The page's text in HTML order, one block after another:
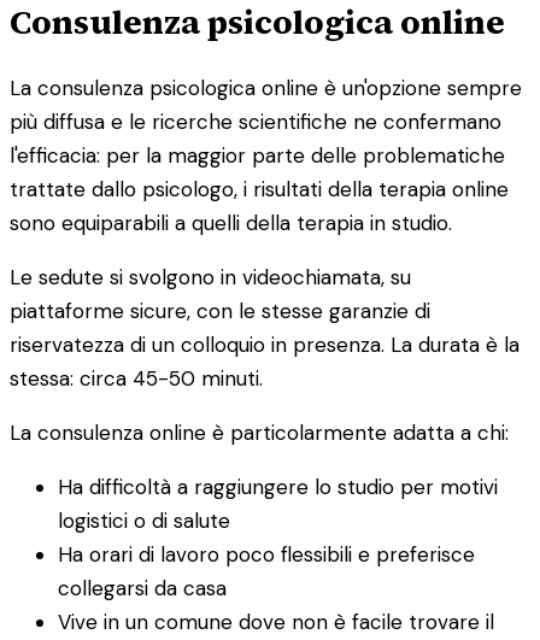
Consulenza psicologica online
La consulenza psicologica online è un'opzione sempre
più diffusa e le ricerche scientifiche ne confermano
l'efficacia: per la maggior parte delle problematiche
trattate dallo psicologo, i risultati della terapia online
sono equiparabili a quelli della terapia in studio.
Le sedute si svolgono in videochiamata, su
piattaforme sicure, con le stesse garanzie di
riservatezza di un colloquio in presenza. La durata è la
stessa: circa 45-50 minuti.
La consulenza online è particolarmente adatta a chi:
Ha difficoltà a raggiungere lo studio per motivi
logistici o di salute
Ha orari di lavoro poco flessibili e preferisce
collegarsi da casa
Vive in un comune dove non è facile trovare il